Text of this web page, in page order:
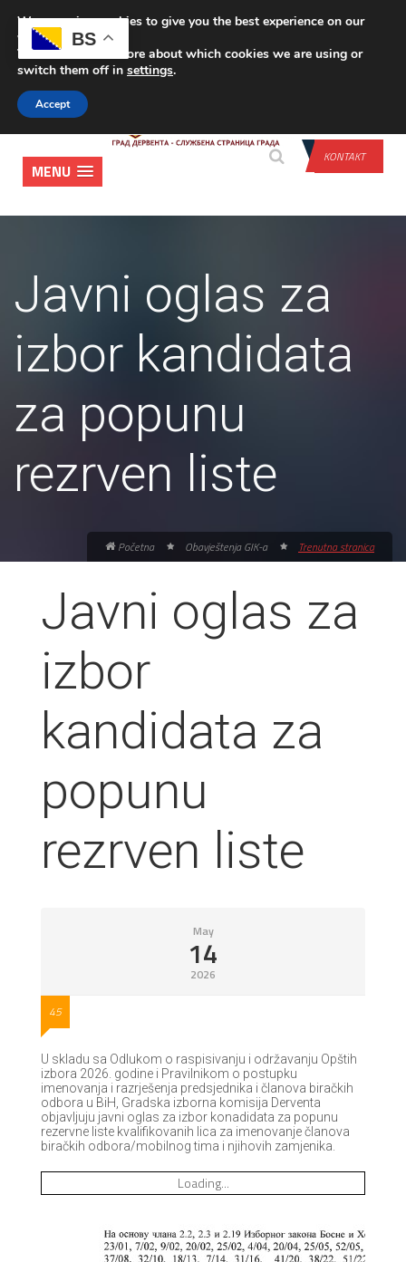
PRIJAVA
KONTAKT
MENU
Javni oglas za
izbor kandidata
za popunu
rezrven liste
Početna Obavještenja GIK-a Trenutna stranica
Javni oglas za
izbor
kandidata za
popunu
rezrven liste
May
14
2026
45
U skladu sa Odlukom o raspisivanju i održavanju Opštih
izbora 2026. godine i Pravilnikom o postupku
imenovanja i razrješenja predsjednika i članova biračkih
odbora u BiH, Gradska izborna komisija Derventa
objavljuju javni oglas za izbor konadidata za popunu
rezervne liste kvalifikovanih lica za imenovanje članova
biračkih odbora/mobilnog tima i njihovih zamjenika.
Loading...
BS
We are using cookies to give you the best experience on our
website.
You can find out more about which cookies we are using or
switch them off in settings.
Accept